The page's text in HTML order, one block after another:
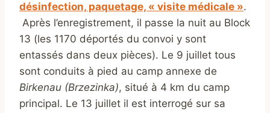
désinfection, paquetage, « visite médicale ».
Après l’enregistrement, il passe la nuit au Block
13 (les 1170 déportés du convoi y sont
entassés dans deux pièces). Le 9 juillet tous
sont conduits à pied au camp annexe de
Birkenau (Brzezinka), situé à 4 km du camp
principal. Le 13 juillet il est interrogé sur sa